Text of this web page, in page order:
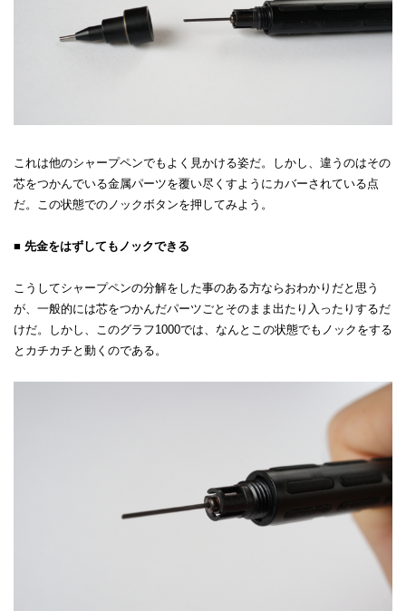
これは他のシャープペンでもよく見かける姿だ。しかし、違うのはその
芯をつかんでいる金属パーツを覆い尽くすようにカバーされている点
だ。この状態でのノックボタンを押してみよう。
■ 先金をはずしてもノックできる
こうしてシャープペンの分解をした事のある方ならおわかりだと思う
が、一般的には芯をつかんだパーツごとそのまま出たり入ったりするだ
けだ。しかし、このグラフ1000では、なんとこの状態でもノックをする
とカチカチと動くのである。